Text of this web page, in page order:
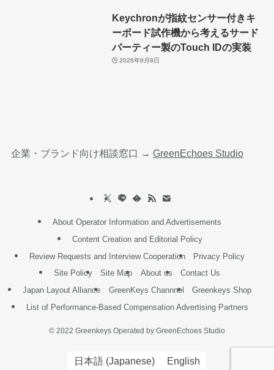
Keychronが指紋センサー付きキ
ーボード試作機から考えるサード
パーティー製のTouch IDの実装
2026年8月8日
企業・ブランド向け相談窓口 → GreenEchoes Studio
About Operator Information and Advertisements
Content Creation and Editorial Policy
Review Requests and Interview Cooperation
Privacy Policy
Site Policy
Site Map About us
Contact Us
Japan Layout Alliance
GreenKeys Channnel
Greenkeys Shop
List of Performance-Based Compensation Advertising Partners
© 2022 Greenkeys Operated by GreenEchoes Studio
日本語 (Japanese) English